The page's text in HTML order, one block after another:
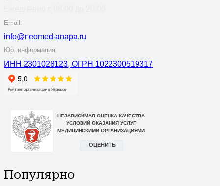
Email:
info@neomed-anapa.ru
Юр. информация:
ИНН 2301028123, ОГРН 1022300519317
Популярно